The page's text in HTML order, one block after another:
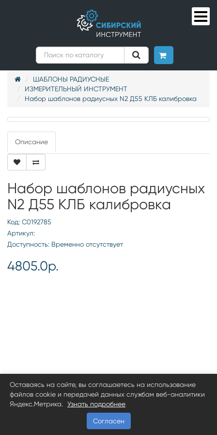
ШАБЛОНЫ РАДИУСНЫЕ
ИЗМЕРИТЕЛЬНЫЙ ИНСТРУМЕНТ
Набор шаблонов радиусных N2 Д55 КЛБ калибровка
Описание
Набор шаблонов радиусных
N2 Д55 КЛБ калибровка
Код: С0192785
Артикул:
Доступность: Временно отсутствует
4805.0р.
Оставаясь на сайте, вы соглашаетесь на использование
файлов cookie и передачей данных службам веб-аналитики
Яндекс.Метрика.
Узнать подробнее
Согласен